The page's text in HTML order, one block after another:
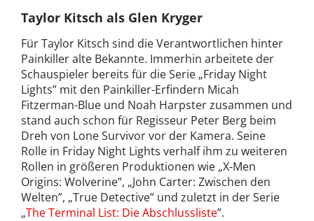
Taylor Kitsch als Glen Kryger
Für Taylor Kitsch sind die Verantwortlichen hinter
Painkiller alte Bekannte. Immerhin arbeitete der
Schauspieler bereits für die Serie „Friday Night
Lights” mit den Painkiller-Erfindern Micah
Fitzerman-Blue und Noah Harpster zusammen und
stand auch schon für Regisseur Peter Berg beim
Dreh von Lone Survivor vor der Kamera. Seine
Rolle in Friday Night Lights verhalf ihm zu weiteren
Rollen in größeren Produktionen wie „X-Men
Origins: Wolverine”, „John Carter: Zwischen den
Welten”, „True Detective” und zuletzt in der Serie
„The Terminal List: Die Abschlussliste”.